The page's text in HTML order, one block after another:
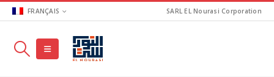
FRANÇAIS SARL EL Nourasi Corporation